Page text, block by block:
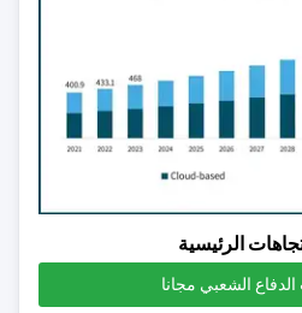
الرئيسية
الشعبي مجانا